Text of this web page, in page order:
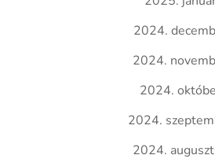
2024.
2024.
2024.
2024.
2024.